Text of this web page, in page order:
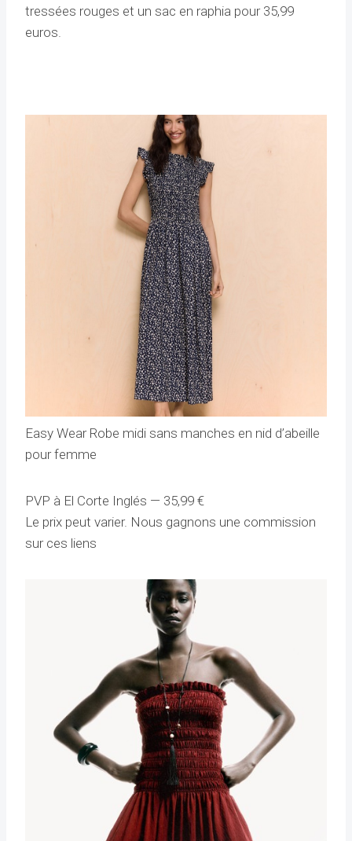
tressées rouges et un sac en raphia pour 35,99
euros.
Easy Wear Robe midi sans manches en nid d’abeille
pour femme
PVP à El Corte Inglés — 35,99 €
Le prix peut varier. Nous gagnons une commission
sur ces liens